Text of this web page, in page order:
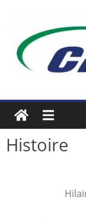
Histoire